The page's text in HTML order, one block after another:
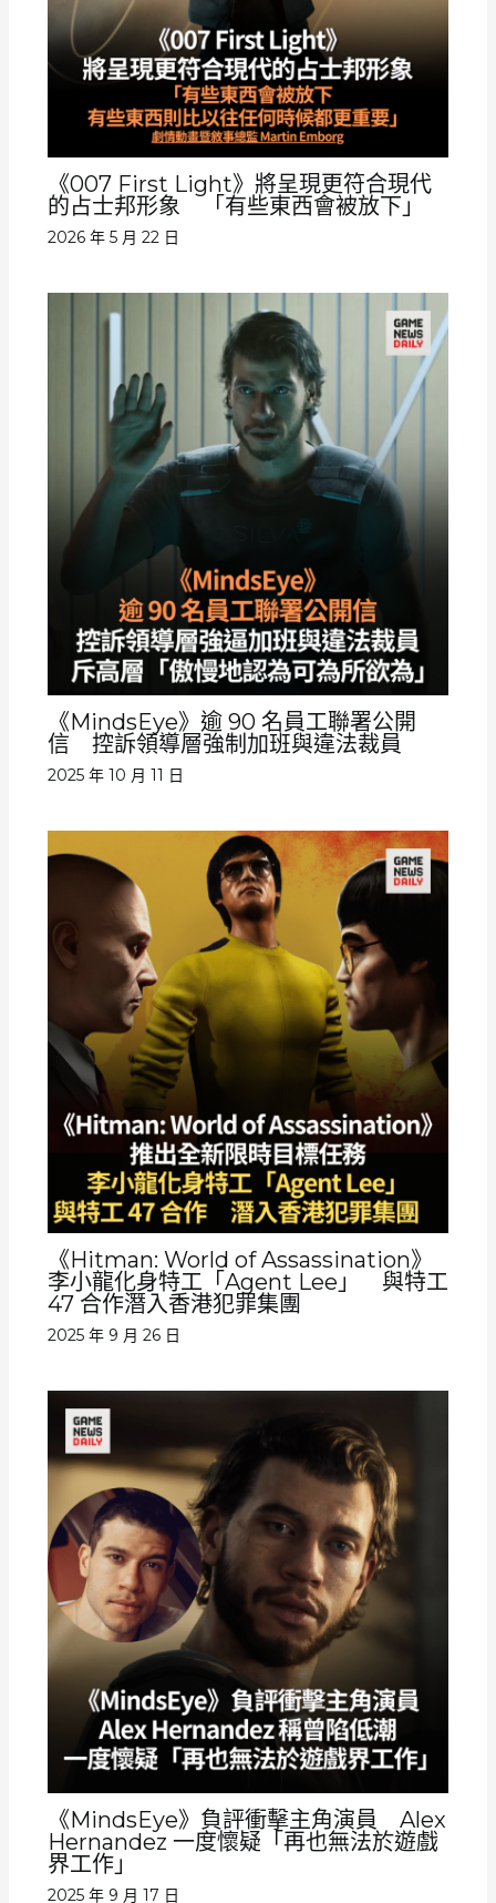
《007 First Light》將呈現更符合現代
的占士邦形象 「有些東西會被放下」
2026 年 5 月 22 日
《MindsEye》逾 90 名員工聯署公開
信 控訴領導層強制加班與違法裁員
2025 年 10 月 11 日
《Hitman: World of Assassination》
李小龍化身特工「Agent Lee」 與特工
47 合作潛入香港犯罪集團
2025 年 9 月 26 日
《MindsEye》負評衝擊主角演員 Alex
Hernandez 一度懷疑「再也無法於遊戲
界工作」
2025 年 9 月 17 日